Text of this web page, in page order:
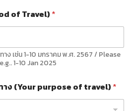
of Travel) *
าง เช่น 1-10 มกราคม พ.ศ. 2567 / Please
1-10 Jan 2025
าง (Your purpose of travel) *